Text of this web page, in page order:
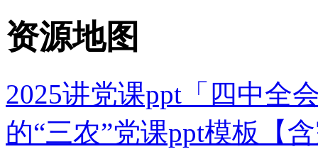
资源地图
2025讲党课ppt「四中全
的“三农”党课ppt模板【